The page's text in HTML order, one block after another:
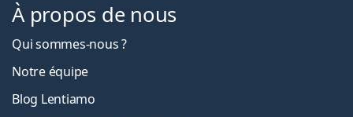
À propos de nous
Qui sommes-nous ?
Notre équipe
Blog Lentiamo